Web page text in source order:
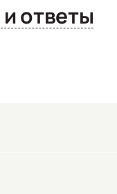
Вопросы и ответы